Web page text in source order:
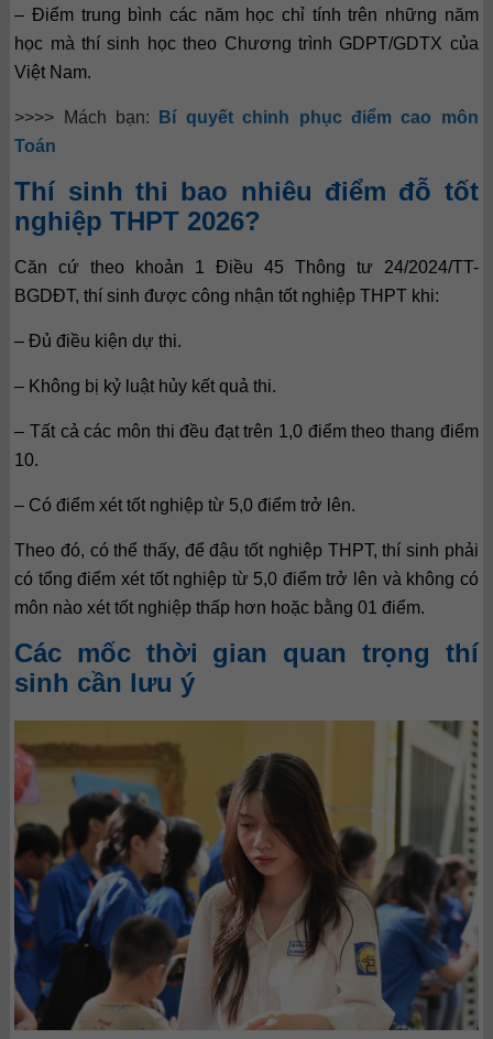
– Điểm trung bình các năm học chỉ tính trên những năm
học mà thí sinh học theo Chương trình GDPT/GDTX của
Việt Nam.
>>>> Mách bạn:
Bí quyết chinh phục điểm cao môn
Toán
Thí sinh thi bao nhiêu điểm đỗ tốt
nghiệp THPT 2026?
Căn cứ theo khoản 1 Điều 45 Thông tư 24/2024/TT-
BGDĐT, thí sinh được công nhận tốt nghiệp THPT khi:
– Đủ điều kiện dự thi.
– Không bị kỷ luật hủy kết quả thi.
– Tất cả các môn thi đều đạt trên 1,0 điểm theo thang điểm
10.
– Có điểm xét tốt nghiệp từ 5,0 điểm trở lên.
Theo đó, có thể thấy, để đậu tốt nghiệp THPT, thí sinh phải
có tổng điểm xét tốt nghiệp từ 5,0 điểm trở lên và không có
môn nào xét tốt nghiệp thấp hơn hoặc bằng 01 điểm.
Các mốc thời gian quan trọng thí
sinh cần lưu ý